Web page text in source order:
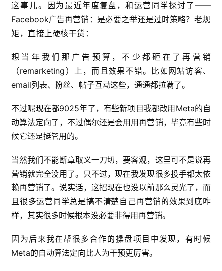
这事儿。因为最近年度复盘，和运营同学探讨了——
Facebook广告再营销：是必要之举还是过时策略？ 老规
矩，直接上硬核干货：
想当年我们那广告预算，不少都砸在了再营销
（remarketing）上，而且效果不错。比如网站访客、
email列表、粉丝、帖子互动这些，通通都拉满了。
不过呢现在都9025年了，有些新项目我都改用Meta的自
动算法定向了，不过偶尔还是会用用再营销，毕竟有些时
候它还是挺管用的。
当然我们不能断章取义一刀切，要客观，这里可不是说再
营销就完全没用了。只不过，现在我发现很多投手都太依
赖再营销了。说实话，这招现在也没以前那么灵光了，而
且很多运营同学总是搞不清楚自己再营销的效果到底咋
样，其实很多时候根本没必要非得用再营销。
因为后来我在帮很多合作的操盘项目中发现，有时候
Meta的自动算法定向比人为干预更厉害。